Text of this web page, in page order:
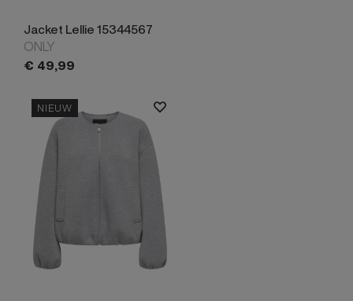
Jacket Lellie 15344567
ONLY
€ 49,99
NIEUW